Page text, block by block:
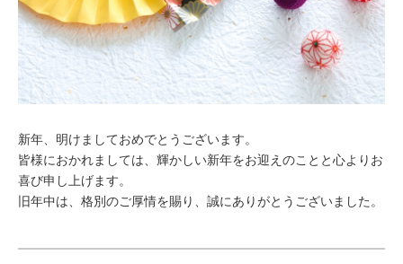
新年、明けましておめでとうございます。
皆様におかれましては、輝かしい新年をお迎えのことと心よりお
喜び申し上げます。
旧年中は、格別のご厚情を賜り、誠にありがとうございました。